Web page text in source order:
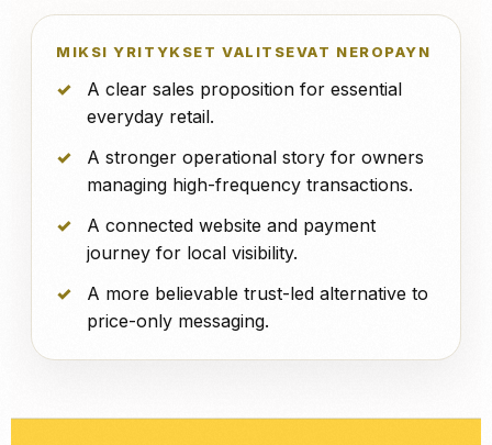
MIKSI YRITYKSET VALITSEVAT NEROPAYN
A clear sales proposition for essential
everyday retail.
A stronger operational story for owners
managing high-frequency transactions.
A connected website and payment
journey for local visibility.
A more believable trust-led alternative to
price-only messaging.